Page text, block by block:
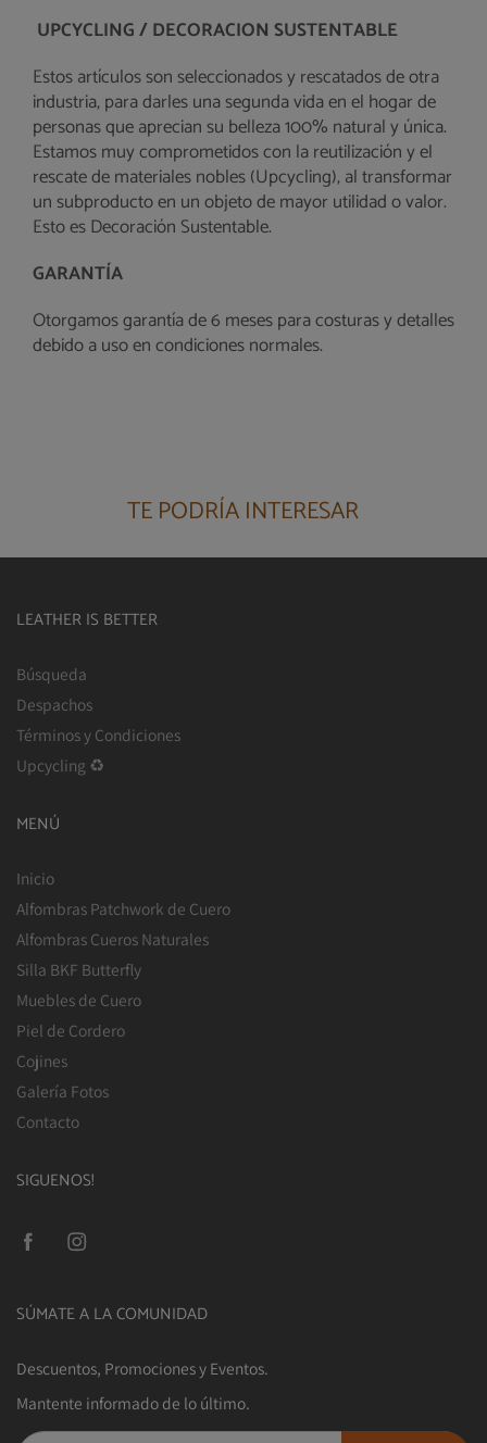
UPCYCLING / DECORACION SUSTENTABLE
Estos artículos son seleccionados y rescatados de otra
industria, para darles una segunda vida en el hogar de
personas que aprecian su belleza 100% natural y única.
Estamos muy comprometidos con la reutilización y el
rescate de materiales nobles (Upcycling), al transformar
un subproducto en un objeto de mayor utilidad o valor.
Esto es Decoración Sustentable.
GARANTÍA
Otorgamos garantía de 6 meses para costuras y detalles
debido a uso en condiciones normales.
TE PODRÍA INTERESAR
LEATHER IS BETTER
Búsqueda
Despachos
Términos y Condiciones
Upcycling ♻
MENÚ
Inicio
Alfombras Patchwork de Cuero
Alfombras Cueros Naturales
Silla BKF Butterfly
Muebles de Cuero
Piel de Cordero
Cojines
Galería Fotos
Contacto
SIGUENOS!
SÚMATE A LA COMUNIDAD
Descuentos, Promociones y Eventos.
Mantente informado de lo último.